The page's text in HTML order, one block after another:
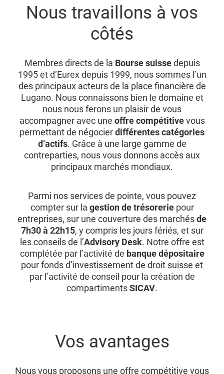
Nous travaillons à vos
côtés
Membres directs de la Bourse suissedepuis
1995 et d’Eurex depuis 1999, nous sommes l’un
des principaux acteurs de la place financière de
Lugano. Nous connaissons bien le domaine et
nous nous ferons un plaisir de vous
accompagner avec une offre compétitivevous
permettant de négocierdifférentes catégories
d’actifs. Grâce à une large gamme de
contreparties, nous vous donnons accès aux
principaux marchés mondiaux.
Parmi nos services de pointe, vous pouvez
compter sur la gestion de trésoreriepour
entreprises, sur une couverture des marchésde
7h30 à 22h15, y compris les jours fériés, et sur
les conseils de l’Advisory Desk. Notre offre est
complétée par l’activité de banque dépositaire
pour fonds d’investissement de droit suisse et
par l’activité de conseil pour la création de
compartimentsSICAV.
Vos avantages
Nous vous proposons une offre compétitive vous